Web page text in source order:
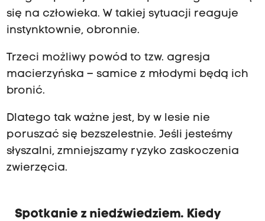
się na człowieka. W takiej sytuacji reaguje
instynktownie, obronnie.
Trzeci możliwy powód to tzw. agresja
macierzyńska – samice z młodymi będą ich
bronić.
Dlatego tak ważne jest, by w lesie nie
poruszać się bezszelestnie. Jeśli jesteśmy
słyszalni, zmniejszamy ryzyko zaskoczenia
zwierzęcia.
Spotkanie z niedźwiedziem. Kiedy